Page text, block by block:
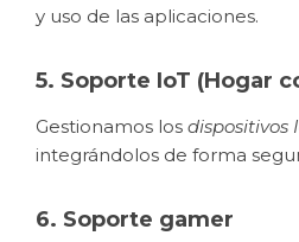
y uso de las aplicaciones.
5. Soporte IoT (Hogar
Gestionamos los dispositivos
integrándolos de forma
6. Soporte gamer